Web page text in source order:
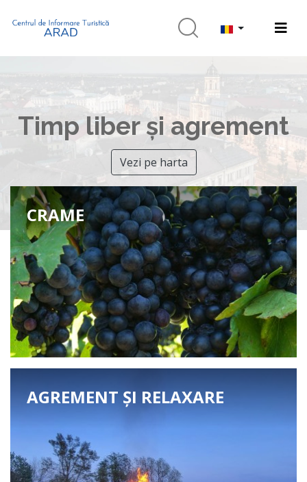
Timp liber și agrement
Vezi pe harta
CRAME
AGREMENT ȘI RELAXARE